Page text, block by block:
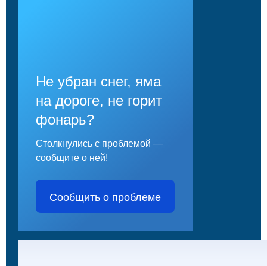
Не убран снег, яма
на дороге, не горит
фонарь?
Столкнулись с проблемой —
сообщите о ней!
Сообщить о проблеме